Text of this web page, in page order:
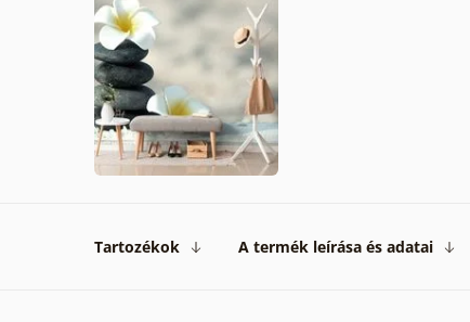
Tartozékok A termék leírása és adatai